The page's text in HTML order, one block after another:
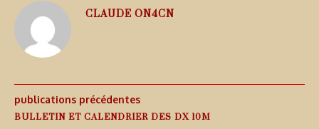
CLAUDE ON4CN
publications précédentes
BULLETIN ET CALENDRIER DES DX 10M